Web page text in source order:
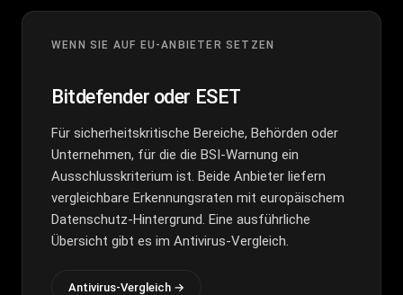
WENN SIE AUF EU-ANBIETER SETZEN
Bitdefender oder ESET
Für sicherheitskritische Bereiche, Behörden oder
Unternehmen, für die die BSI-Warnung ein
Ausschlusskriterium ist. Beide Anbieter liefern
vergleichbare Erkennungsraten mit europäischem
Datenschutz-Hintergrund. Eine ausführliche
Übersicht gibt es im Antivirus-Vergleich.
Antivirus-Vergleich →